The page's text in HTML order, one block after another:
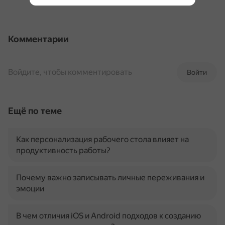
Комментарии
Войти
Войдите, чтобы комментировать
Ещё по теме
Как персонализация рабочего стола влияет на
продуктивность работы?
Почему важно записывать личные переживания и
эмоции
В чем отличия iOS и Android подходов к созданию